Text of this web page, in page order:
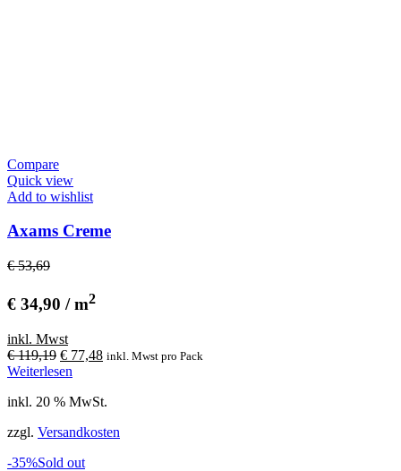
Compare
Quick view
Add to wishlist
Axams Creme
€ 53,69
€ 34,90 / m2
inkl. Mwst
€119,19 Ursprünglicher
Preis
€ 119,19
€ 77,48Aktueller
€ 77,48.
inkl. Mwst pro Pack
Weiterlesen
inkl. 20 % MwSt.
zzgl. Versandkosten
-35%Sold out